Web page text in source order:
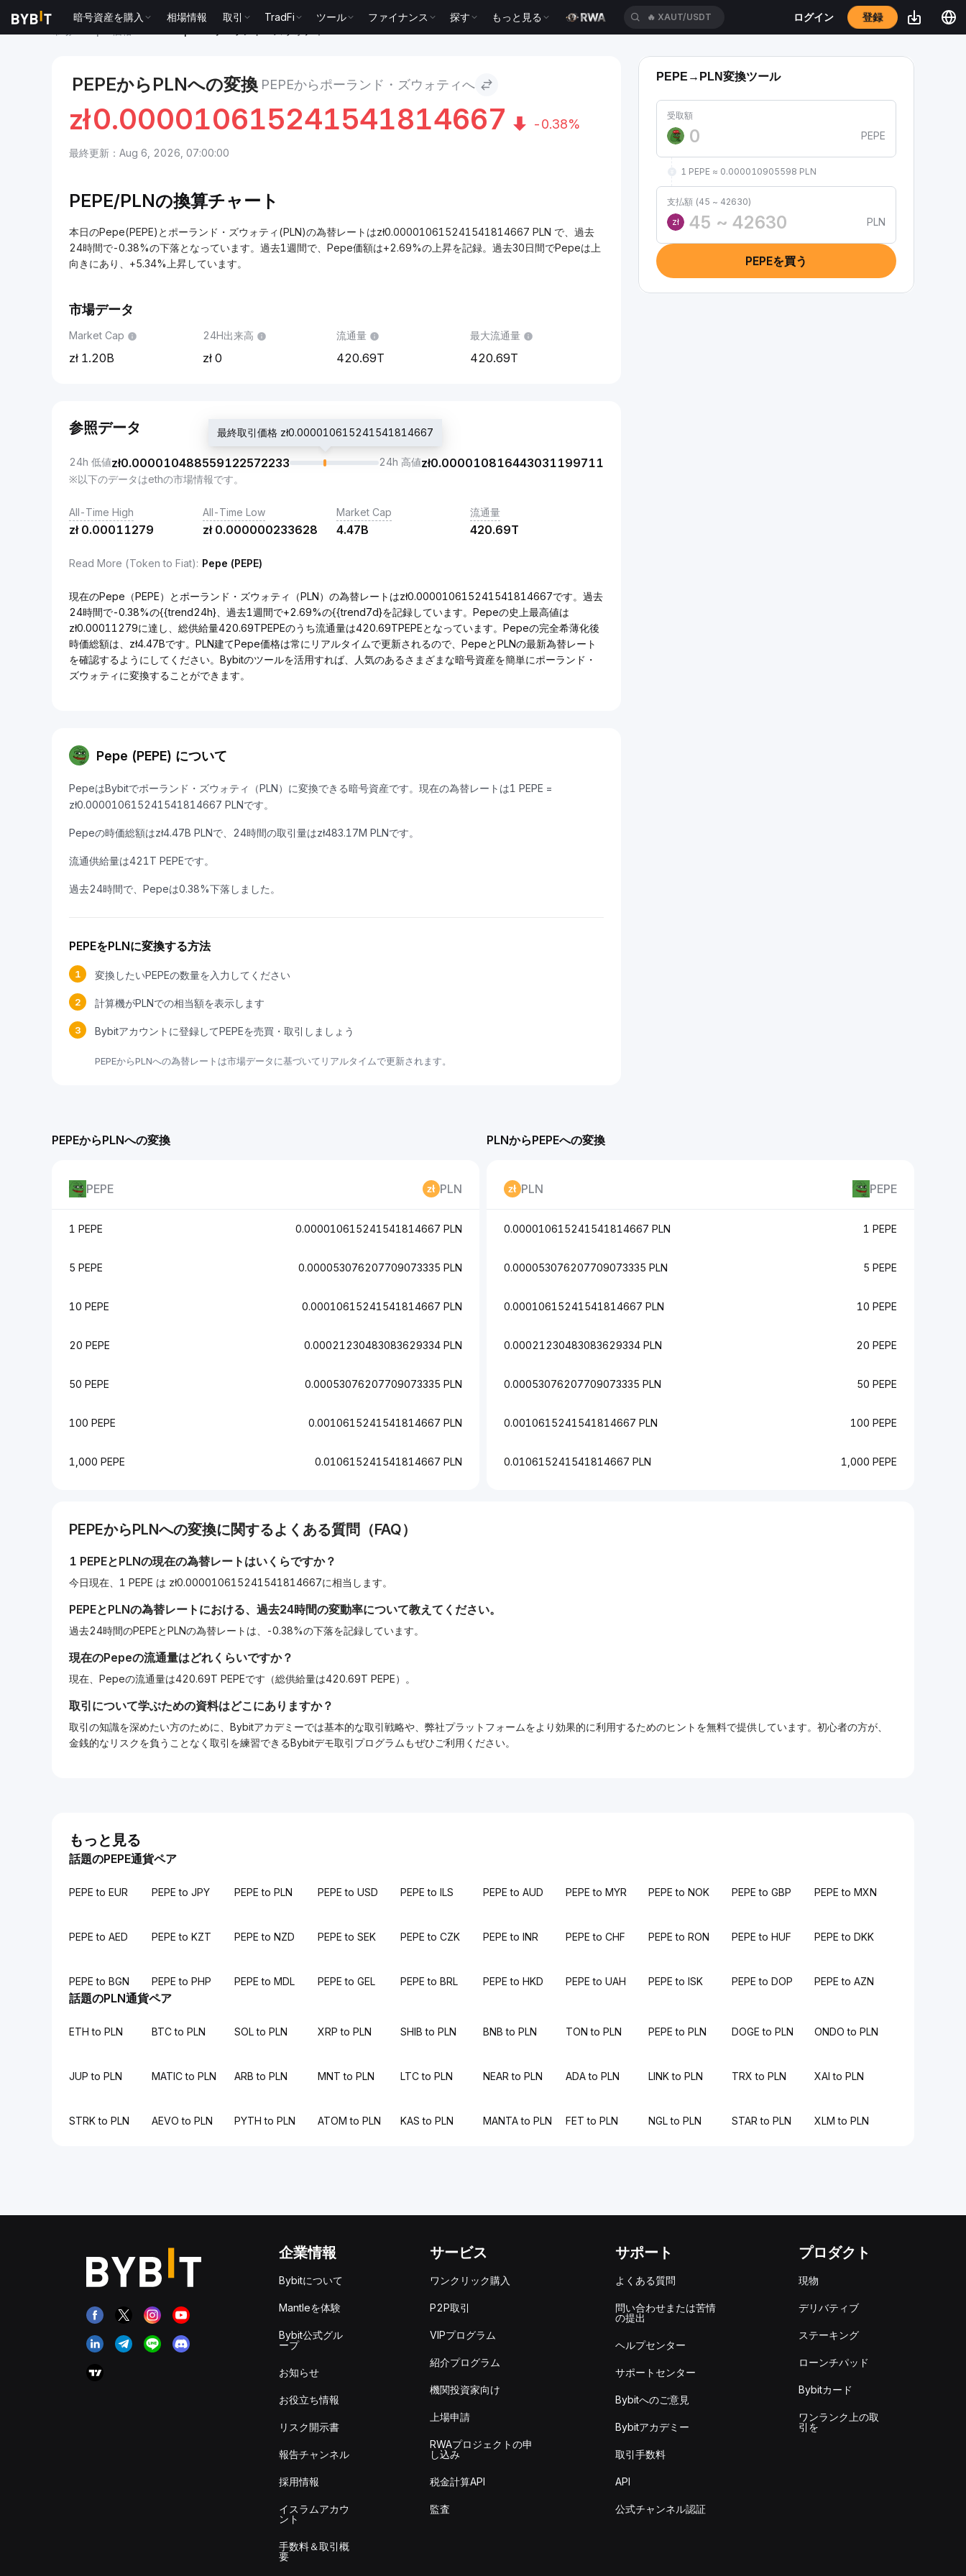
暗号資産を購入 相場情報 取引 TradFi ツール ファイナンス 探す もっと見る 🔥 XAUT/USDT ログイン 登録
PEPEからPLNへの変換 PEPEからポーランド・ズウォティへ
zł0.000010615241541814667 -0.38%
最終更新：Aug 6, 2026, 07:00:00
PEPE/PLNの換算チャート
本日のPepe(PEPE)とポーランド・ズウォティ(PLN)の為替レートはzł0.000010615241541814667 PLN で、過去
24時間で-0.38%の下落となっています。過去1週間で、Pepe価額は+2.69%の上昇を記録。過去30日間でPepeは上
向きにあり、+5.34%上昇しています。
市場データ
Market Cap
1.20B
24H出来高
0
流通量
420.69T
最大流通量
420.69T
参照データ
24h 低値zł0.000010488559122572233
最終取引価格 zł0.000010615241541814667
24h 高値zł0.000010816443031199711
※以下のデータはethの市場情報です。
All-Time High
zł 0.00011279
All-Time Low
zł 0.000000233628
Market Cap
4.47B
流通量
420.69T
Read More (Token to Fiat): Pepe (PEPE)
現在のPepe（PEPE）とポーランド・ズウォティ（PLN）の為替レートはzł0.000010615241541814667です。過去
24時間で-0.38%の{{trend24h}、過去1週間で+2.69%の{{trend7d}を記録しています。Pepeの史上最高値は
zł0.00011279に達し、総供給量420.69TPEPEのうち流通量は420.69TPEPEとなっています。Pepeの完全希薄化後
時価総額は、zł4.47Bです。PLN建てPepe価格は常にリアルタイムで更新されるので、PepeとPLNの最新為替レート
を確認するようにしてください。Bybitのツールを活用すれば、人気のあるさまざまな暗号資産を簡単にポーランド・
ズウォティに変換することができます。
Pepe (PEPE) について
PepeはBybitでポーランド・ズウォティ（PLN）に変換できる暗号資産です。現在の為替レートは1 PEPE =
zł0.000010615241541814667 PLNです。
Pepeの時価総額はzł4.47B PLNで、24時間の取引量はzł483.17M PLNです。
流通供給量は421T PEPEです。
過去24時間で、Pepeは0.38%下落しました。
PEPEをPLNに変換する方法
1 変換したいPEPEの数量を入力してください
2 計算機がPLNでの相当額を表示します
3 Bybitアカウントに登録してPEPEを売買・取引しましょう
PEPEからPLNへの為替レートは市場データに基づいてリアルタイムで更新されます。
PEPE→PLN変換ツール
受取額
PEPE
1 PEPE ≈ 0.000010905598 PLN
支払額 (45 ~ 42630)
zł
PLN
PEPEを買う
PEPEからPLNへの変換
PEPE PLN
1 PEPE 0.000010615241541814667 PLN
5 PEPE 0.000053076207709073335 PLN
10 PEPE 0.00010615241541814667 PLN
20 PEPE 0.00021230483083629334 PLN
50 PEPE 0.00053076207709073335 PLN
100 PEPE 0.0010615241541814667 PLN
1,000 PEPE 0.010615241541814667 PLN
PLNからPEPEへの変換
PLN PEPE
0.000010615241541814667 PLN 1 PEPE
0.000053076207709073335 PLN 5 PEPE
0.00010615241541814667 PLN 10 PEPE
0.00021230483083629334 PLN 20 PEPE
0.00053076207709073335 PLN 50 PEPE
0.0010615241541814667 PLN 100 PEPE
0.010615241541814667 PLN 1,000 PEPE
PEPEからPLNへの変換に関するよくある質問（FAQ）
1 PEPEとPLNの現在の為替レートはいくらですか？
今日現在、1 PEPE は zł0.000010615241541814667に相当します。
PEPEとPLNの為替レートにおける、過去24時間の変動率について教えてください。
過去24時間のPEPEとPLNの為替レートは、-0.38%の下落を記録しています。
現在のPepeの流通量はどれくらいですか？
現在、Pepeの流通量は420.69T PEPEです（総供給量は420.69T PEPE）。
取引について学ぶための資料はどこにありますか？
取引の知識を深めたい方のために、Bybitアカデミーでは基本的な取引戦略や、弊社プラットフォームをより効果的に利用するためのヒントを無料で提供しています。初心者の方が、
金銭的なリスクを負うことなく取引を練習できるBybitデモ取引プログラムもぜひご利用ください。
もっと見る
話題のPEPE通貨ペア
PEPE to EUR PEPE to JPY PEPE to PLN PEPE to USD PEPE to ILS PEPE to AUD PEPE to MYR PEPE to NOK PEPE to GBP PEPE to MXN
PEPE to AED PEPE to KZT PEPE to NZD PEPE to SEK PEPE to CZK PEPE to INR PEPE to CHF PEPE to RON PEPE to HUF PEPE to DKK
PEPE to BGN PEPE to PHP PEPE to MDL PEPE to GEL PEPE to BRL PEPE to HKD PEPE to UAH PEPE to ISK PEPE to DOP PEPE to AZN
話題のPLN通貨ペア
ETH to PLN BTC to PLN SOL to PLN XRP to PLN SHIB to PLN BNB to PLN TON to PLN PEPE to PLN DOGE to PLN ONDO to PLN
JUP to PLN MATIC to PLN ARB to PLN MNT to PLN LTC to PLN NEAR to PLN ADA to PLN LINK to PLN TRX to PLN XAI to PLN
STRK to PLN AEVO to PLN PYTH to PLN ATOM to PLN KAS to PLN MANTA to PLN FET to PLN NGL to PLN STAR to PLN XLM to PLN
企業情報
Bybitについて
Mantleを体験
Bybit公式グル
ープ
お知らせ
お役立ち情報
リスク開示書
報告チャンネル
採用情報
イスラムアカウ
ント
手数料＆取引概
要
サービス
ワンクリック購入
P2P取引
VIPプログラム
紹介プログラム
機関投資家向け
上場申請
RWAプロジェクトの申
し込み
税金計算API
監査
サポート
よくある質問
問い合わせまたは苦情
の提出
ヘルプセンター
サポートセンター
Bybitへのご意見
Bybitアカデミー
取引手数料
API
公式チャンネル認証
プロダクト
現物
デリバティブ
ステーキング
ローンチパッド
Bybitカード
ワンランク上の取
引を